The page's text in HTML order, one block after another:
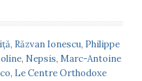
, Răzvan Ionescu, Philippe
, Nepsis, Marc-Antoine
, Le Centre Orthodoxe